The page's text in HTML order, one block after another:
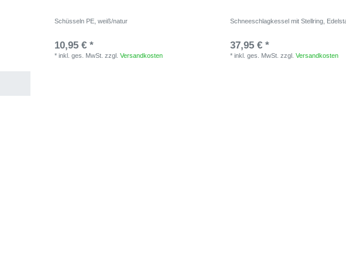
Schüsseln PE, weiß/natur
10,95 € *
*inkl. ges. MwSt. zzgl.Versandkosten
Schneeschlagkessel mit Stellring,
37,95 € *
*inkl. ges. MwSt. zzgl.Versandkosten